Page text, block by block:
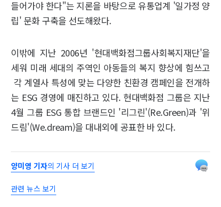
들어가야 한다"는 지론을 바탕으로 유통업계 '일가정 양
립' 문화 구축을 선도해왔다.
이밖에 지난 2006년 '현대백화점그룹사회복지재단'을
세워 미래 세대의 주역인 아동들의 복지 향상에 힘쓰고
각 계열사 특성에 맞는 다양한 친환경 캠페인을 전개하
는 ESG 경영에 매진하고 있다. 현대백화점 그룹은 지난
4월 그룹 ESG 통합 브랜드인 '리그린'(Re.Green)과 '위
드림'(We.dream)을 대내외에 공표한 바 있다.
양미영 기자의 기사 더 보기
관련 뉴스 보기